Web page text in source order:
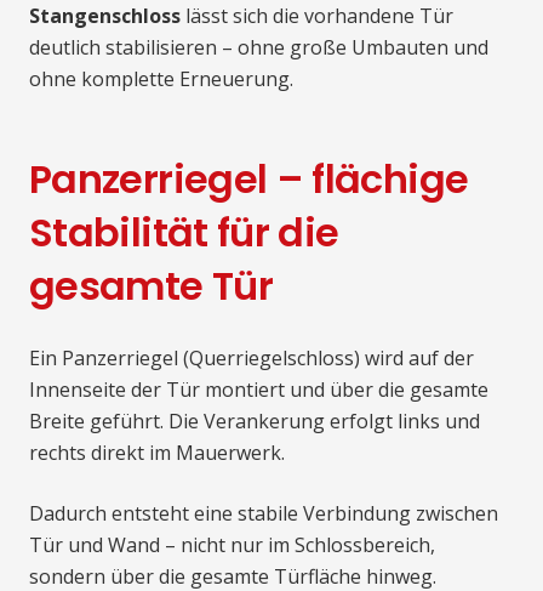
Stangenschloss lässt sich die vorhandene Tür
deutlich stabilisieren – ohne große Umbauten und
ohne komplette Erneuerung.
Panzerriegel – flächige
Stabilität für die
gesamte Tür
Ein Panzerriegel (Querriegelschloss) wird auf der
Innenseite der Tür montiert und über die gesamte
Breite geführt. Die Verankerung erfolgt links und
rechts direkt im Mauerwerk.
Dadurch entsteht eine stabile Verbindung zwischen
Tür und Wand – nicht nur im Schlossbereich,
sondern über die gesamte Türfläche hinweg.